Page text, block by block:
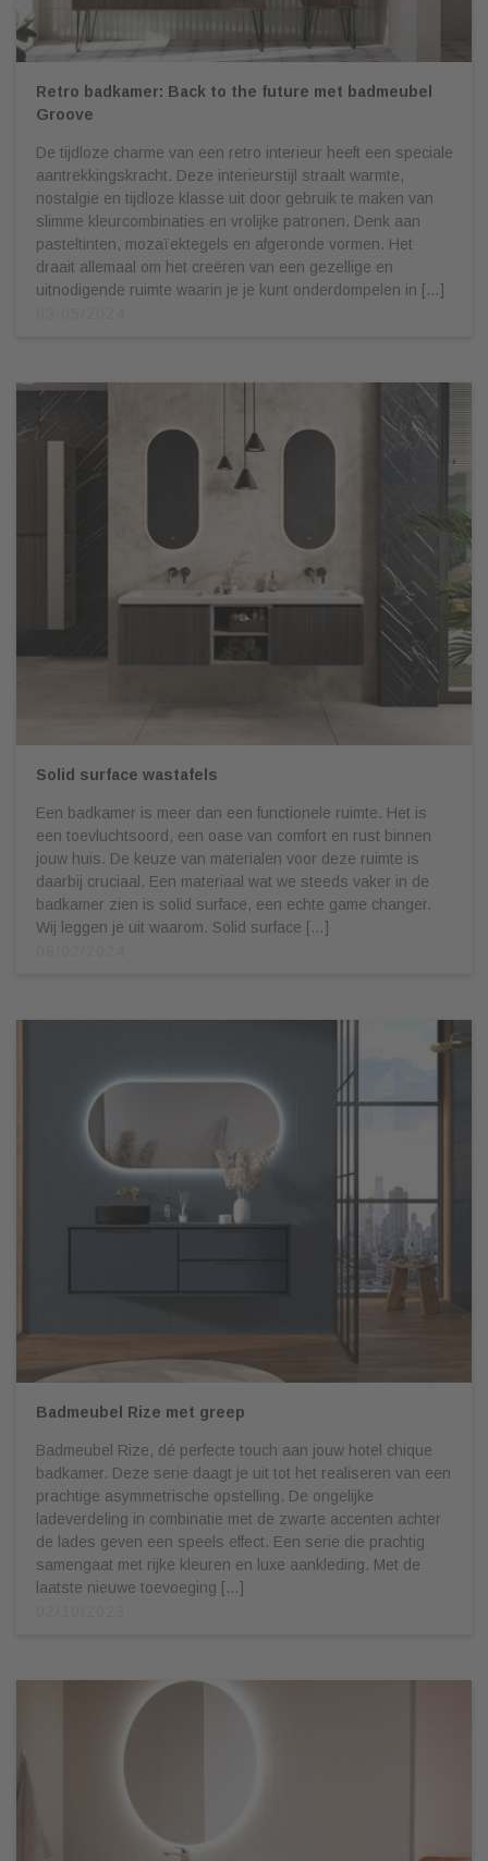
Retro badkamer: Back to the future met badmeubel
Groove
De tijdloze charme van een retro interieur heeft een speciale
aantrekkingskracht. Deze interieurstijl straalt warmte,
nostalgie en tijdloze klasse uit door gebruik te maken van
slimme kleurcombinaties en vrolijke patronen. Denk aan
pasteltinten, mozaïektegels en afgeronde vormen. Het
draait allemaal om het creëren van een gezellige en
uitnodigende ruimte waarin je je kunt onderdompelen in […]
Solid surface wastafels
Een badkamer is meer dan een functionele ruimte. Het is
een toevluchtsoord, een oase van comfort en rust binnen
jouw huis. De keuze van materialen voor deze ruimte is
daarbij cruciaal. Een materiaal wat we steeds vaker in de
badkamer zien is solid surface, een echte game changer.
Wij leggen je uit waarom. Solid surface […]
Badmeubel Rize met greep
Badmeubel Rize, dé perfecte touch aan jouw hotel chique
badkamer. Deze serie daagt je uit tot het realiseren van een
prachtige asymmetrische opstelling. De ongelijke
ladeverdeling in combinatie met de zwarte accenten achter
de lades geven een speels effect. Een serie die prachtig
samengaat met rijke kleuren en luxe aankleding. Met de
laatste nieuwe toevoeging […]